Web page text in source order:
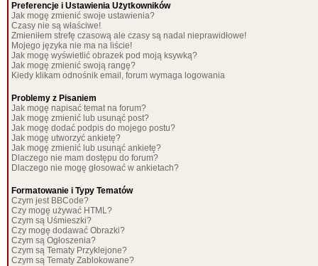
Preferencje i Ustawienia Użytkowników
Jak mogę zmienić swoje ustawienia?
Czasy nie są właściwe!
Zmieniłem strefę czasową ale czasy są nadal nieprawidłowe!
Mojego języka nie ma na liście!
Jak mogę wyświetlić obrazek pod moją ksywką?
Jak mogę zmienić swoją rangę?
Kiedy klikam odnośnik email, forum wymaga logowania
Problemy z Pisaniem
Jak mogę napisać temat na forum?
Jak mogę zmienić lub usunąć post?
Jak mogę dodać podpis do mojego postu?
Jak mogę utworzyć ankietę?
Jak mogę zmienić lub usunąć ankietę?
Dlaczego nie mam dostępu do forum?
Dlaczego nie mogę głosować w ankietach?
Formatowanie i Typy Tematów
Czym jest BBCode?
Czy mogę używać HTML?
Czym są Uśmieszki?
Czy mogę dodawać Obrazki?
Czym są Ogłoszenia?
Czym są Tematy Przyklejone?
Czym są Tematy Zablokowane?